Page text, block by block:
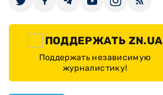
ПОДДЕРЖАТЬ ZN.UA
Поддержать независимую
журналистику!